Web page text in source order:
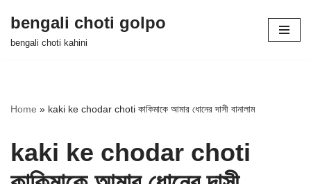
Skip
bengali choti golpo
bengali choti kahini
Home » kaki ke chodar choti কাকিমাকে আমার ধোনের দাসী বানালাম
kaki ke chodar choti